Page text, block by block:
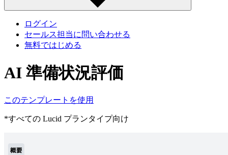
ログイン
セールス担当に問い合わせる
無料ではじめる
AI 準備状況評価
このテンプレートを使用
*すべての Lucid プランタイプ向け